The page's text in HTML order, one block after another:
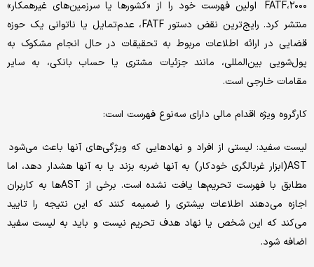
۲۰۰۰،FATF اولین فهرست خود را از «کشورها یا سرزمین‌‌‌های غیرهمکار»
منتشر کرد. رایج‌‌‌ترین نقض دستور FATF، عدم‌تمایل یا ناتوانی یک حوزه
قضایی در ارائه اطلاعات مربوط به تحقیقات در حال انجام مشکوک به
پول‌شویی بین‌المللی، مانند جزئیات مشتری یا حساب بانکی، به سایر
مقامات خارجی است.
کارگروه ویژه اقدام مالی دارای سه‌نوع فهرست است:
لیست سفید: لیستی از افراد و نهادهایی که ویژگی‌‌‌های آنها باعث می‌شود
AST(ابزار غربالگری خودکار) به آنها ضربه بزند یا به آنها هشدار دهد، اما
مطابق با فهرست تحریم‌‌‌ها یافت نشده است. برخی از AST‌ها به کاربران
اجازه می‌دهند اطلاعات بیشتری را ضمیمه کنند که این نتیجه را تایید
می‌کند که این شخص یا نهاد هدف تحریم نیست و باید به لیست سفید
اضافه شود.